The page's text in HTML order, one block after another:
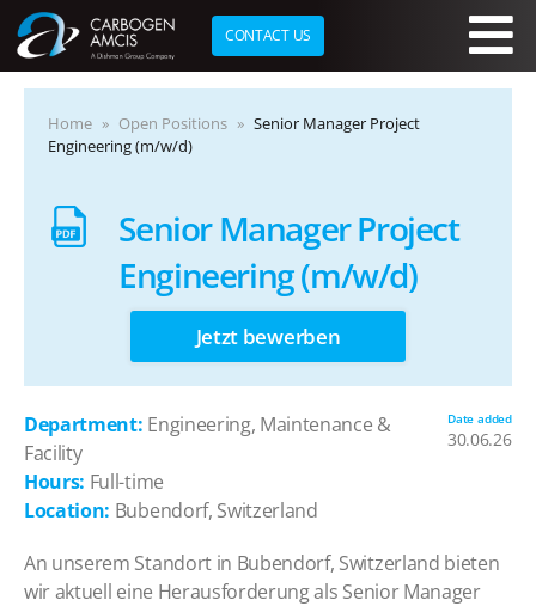
Skip to main content
CONTACT US
Home Open Positions
​​Senior Manager Project
Engineering (m/w/d)​
​​Senior Manager Project
Engineering (m/w/d)​
Jetzt bewerben
Date added
30.06.26
Department: Engineering, Maintenance &
Facility
Hours: Full-time
Location: Bubendorf, Switzerland
An unserem Standort in Bubendorf, Switzerland bieten
wir aktuell eine Herausforderung als Senior Manager